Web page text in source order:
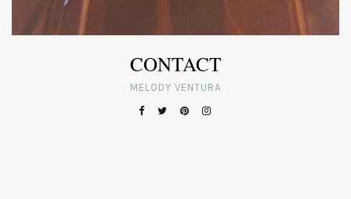
CONTACT
MELODY VENTURA